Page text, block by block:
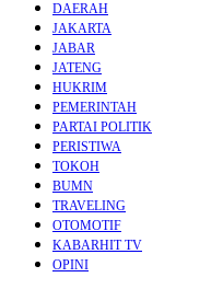
DAERAH
JAKARTA
JABAR
JATENG
HUKRIM
PEMERINTAH
PARTAI POLITIK
PERISTIWA
TOKOH
BUMN
TRAVELING
OTOMOTIF
KABARHIT TV
OPINI